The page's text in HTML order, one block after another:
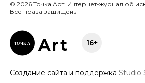
© 2026 Точка Арт. Интернет-журнал об
Все права защищены
ТОЧК А Art 16+
Создание сайта и поддержка Studio